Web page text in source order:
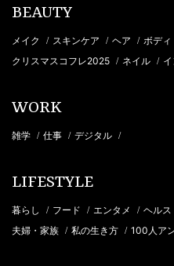
BEAUTY
メイク / スキンケア / ヘア / ボディ
クリスマスコフレ2025 / ネイル /
WORK
雑学 / 仕事 / デジタル /
LIFESTYLE
暮らし / フード / エンタメ / ヘルス
夫婦・家族 / 私の生き方 / 100人ア